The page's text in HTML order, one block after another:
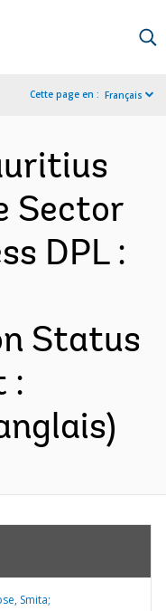
Cette page en : Français
Sector
DPL :
Status
:
Smita;